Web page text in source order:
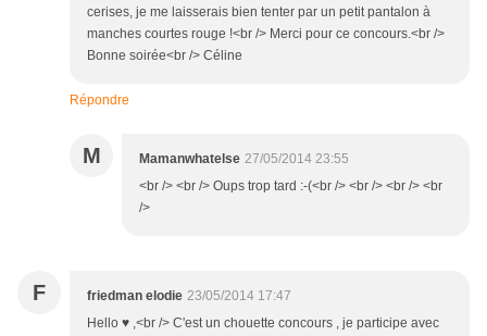
cerises, je me laisserais bien tenter par un petit pantalon à
manches courtes rouge !<br /> Merci pour ce concours.<br />
Bonne soirée<br /> Céline
Répondre
M Mamanwhatelse 27/05/2014 23:55
<br /> <br /> Oups trop tard :-(<br /> <br /> <br /> <br
/>
F friedman elodie 23/05/2014 17:47
Hello ♥ ,<br /> C'est un chouette concours , je participe avec